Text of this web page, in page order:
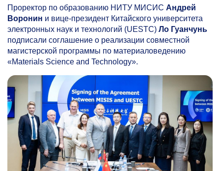
Проректор по образованию НИТУ МИСИС Андрей
Воронин и вице-президент Китайского университета
электронных наук и технологий (UESTC) Ло Гуанчунь
подписали соглашение о реализации совместной
магистерской программы по материаловедению
«Materials Science and Technology».